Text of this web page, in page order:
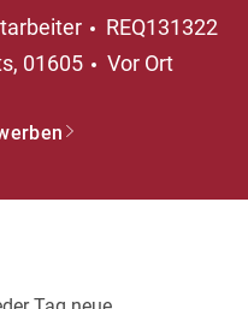
REQ131322
01605 Vor Ort